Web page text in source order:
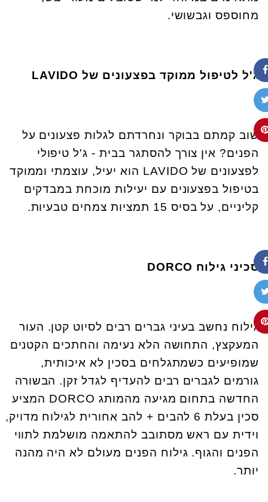
מחוספס וגבשושי.
ג'ל לטיפול ממוקד בפצעונים של LAVIDO
שוב קמתם בבוקר ונחרדתם לגלות פצעונים על
הפנים? אין צורך להסתגר בבית - ג'ל טיפולי
לפצעונים של LAVIDO הוא יעיל, עוצמתי וממוקד
בטיפול בפצעונים עם יעילות מוכחת במבדקים
קליניים, על בסיס 15 תמציות צמחים טבעיות.
סכיני גילוח DORCO
גילוח נחשב בעיני גברים רבים לסיוט קטן. העור
המעקצץ, התחושה הלא נעימה והחתכים הקטנים
שמופיעים כשמתגלחים בסכין לא איכותית,
גורמים לגברים רבים להעדיף לגדל זקן. הבשורה
החדשה בתחום מגיעה מהמותג DORCO המציע
סכין בעלת 6 להבים + להב אחורית לגילוח מדויק,
וידית עם ראש מסתובב להתאמה מושלמת לתווי
הפנים והגוף. גילוח הפנים מעולם לא היה מהנה
יותר.